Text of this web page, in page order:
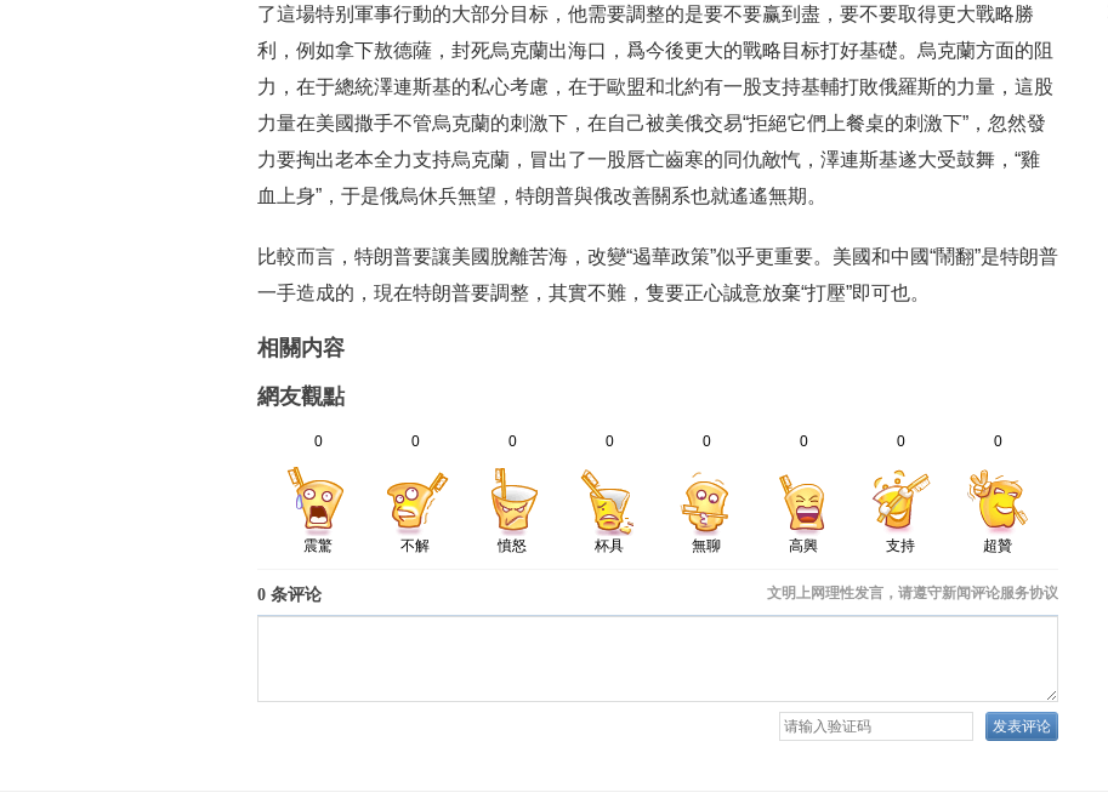
了這場特别軍事行動的大部分目标，他需要調整的是要不要赢到盡，要不要取得更大戰略勝
利，例如拿下敖德薩，封死烏克蘭出海口，爲今後更大的戰略目标打好基礎。烏克蘭方面的阻
力，在于總統澤連斯基的私心考慮，在于歐盟和北約有一股支持基輔打敗俄羅斯的力量，這股
力量在美國撒手不管烏克蘭的刺激下，在自己被美俄交易“拒絕它們上餐桌的刺激下”，忽然發
力要掏出老本全力支持烏克蘭，冒出了一股唇亡齒寒的同仇敵忾，澤連斯基遂大受鼓舞，“雞
血上身”，于是俄烏休兵無望，特朗普與俄改善關系也就遙遙無期。
比較而言，特朗普要讓美國脫離苦海，改變“遏華政策”似乎更重要。美國和中國“鬧翻”是特朗普
一手造成的，現在特朗普要調整，其實不難，隻要正心誠意放棄“打壓”即可也。
相關内容
網友觀點
0
震驚
0
不解
0
憤怒
0
杯具
0
無聊
0
高興
0
支持
0
超贊